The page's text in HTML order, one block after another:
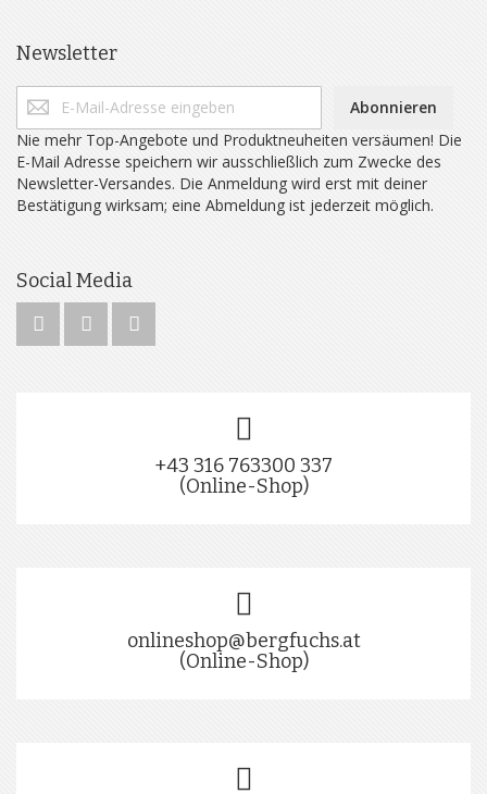
Newsletter
Abonnieren
Nie mehr Top-Angebote und Produktneuheiten versäumen! Die
E-Mail Adresse speichern wir ausschließlich zum Zwecke des
Newsletter-Versandes. Die Anmeldung wird erst mit deiner
Bestätigung wirksam; eine Abmeldung ist jederzeit möglich.
Social Media
+43 316 763300 337
(Online-Shop)
onlineshop@bergfuchs.at
(Online-Shop)